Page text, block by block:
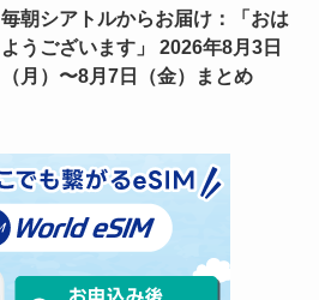
毎朝シアトルからお届け：「おは
ようございます」 2026年8月3日
（月）〜8月7日（金）まとめ